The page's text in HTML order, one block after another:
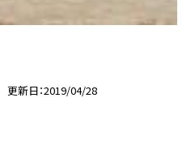
更新日 2019/04/28